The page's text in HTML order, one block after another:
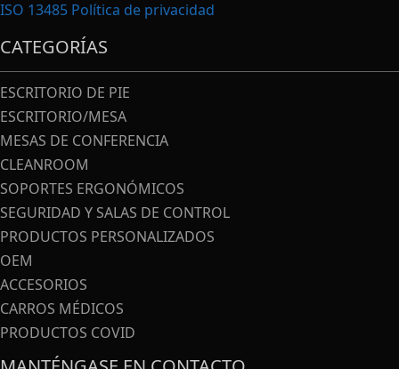
ISO 13485 Política de privacidad
CATEGORÍAS
ESCRITORIO DE PIE
ESCRITORIO/MESA
MESAS DE CONFERENCIA
CLEANROOM
SOPORTES ERGONÓMICOS
SEGURIDAD Y SALAS DE CONTROL
PRODUCTOS PERSONALIZADOS
OEM
ACCESORIOS
CARROS MÉDICOS
PRODUCTOS COVID